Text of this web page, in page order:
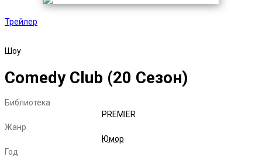
Трейлер
Шоу
Comedy Club (20 Сезон)
Библиотека
PREMIER
Жанр
Юмор
Год